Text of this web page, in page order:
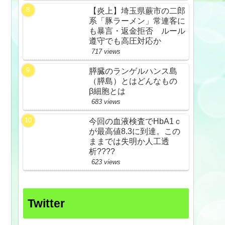
【炎上】埼玉県蕨市の二郎
系「豚ラーメン」常連客に
も暴言・返金拒否 ルール
遵守でも高圧対応か
717 views
膵臓のランゲルハンス島
（膵島）とはどんなもの
β細胞とは
683 views
今回の血液検査でHbA1ｃ
が最高値8.3に到達。この
ままでは失明か人工透
析????
623 views
Twitter